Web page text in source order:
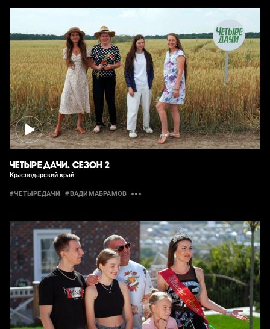
ЧЕТЫРЕ ДАЧИ. СЕЗОН 2
Краснодарский край
#ЧЕТЫРЕДАЧИ #ВАДИМАБРАМОВ